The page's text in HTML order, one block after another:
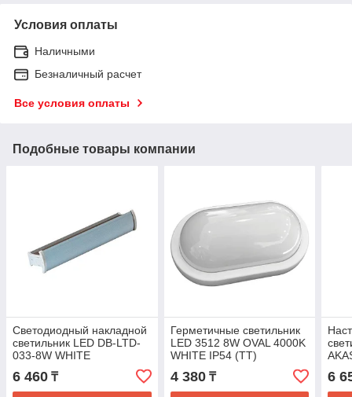
Условия оплаты
Наличными
Безналичный расчет
Все условия оплаты
Подобные товары компании
Светодиодный накладной
светильник LED DB-LTD-
033-8W WHITE
(282x49x51) 4000K
(TEKLED)
6 460 ₸
Герметичные светильник
LED 3512 8W OVAL 4000K
WHITE IP54 (TT)
4 380₸ 6